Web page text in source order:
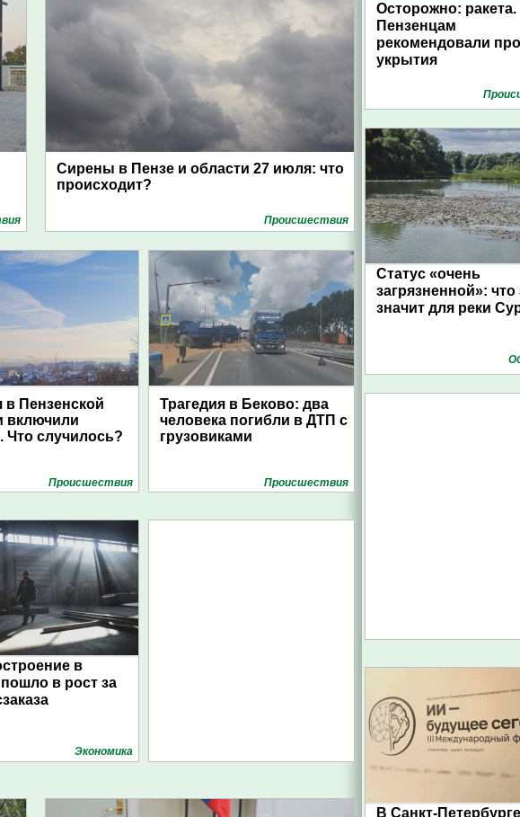
Сирены в Пензе и области 27 июля: что
происходит?
Проиcшествия
в Пензенской
включили
Что случилось?
Проиcшествия
Трагедия в Беково: два
человека погибли в ДТП с
грузовиками
Проиcшествия
в
в рост за
Экономика
Осторожно: ракета.
Пензенцам
рекомендовали
укрытия
Статус «очень
загрязненной»: что
значит для реки
В Санкт-Петербурге